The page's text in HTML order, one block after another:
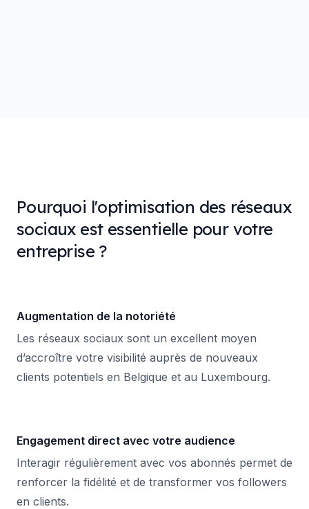
Pourquoi l'optimisation des réseaux
sociaux est essentielle pour votre
entreprise ?
Augmentation de la notoriété
Les réseaux sociaux sont un excellent moyen
d’accroître votre visibilité auprès de nouveaux
clients potentiels en Belgique et au Luxembourg.
Engagement direct avec votre audience
Interagir régulièrement avec vos abonnés permet de
renforcer la fidélité et de transformer vos followers
en clients.